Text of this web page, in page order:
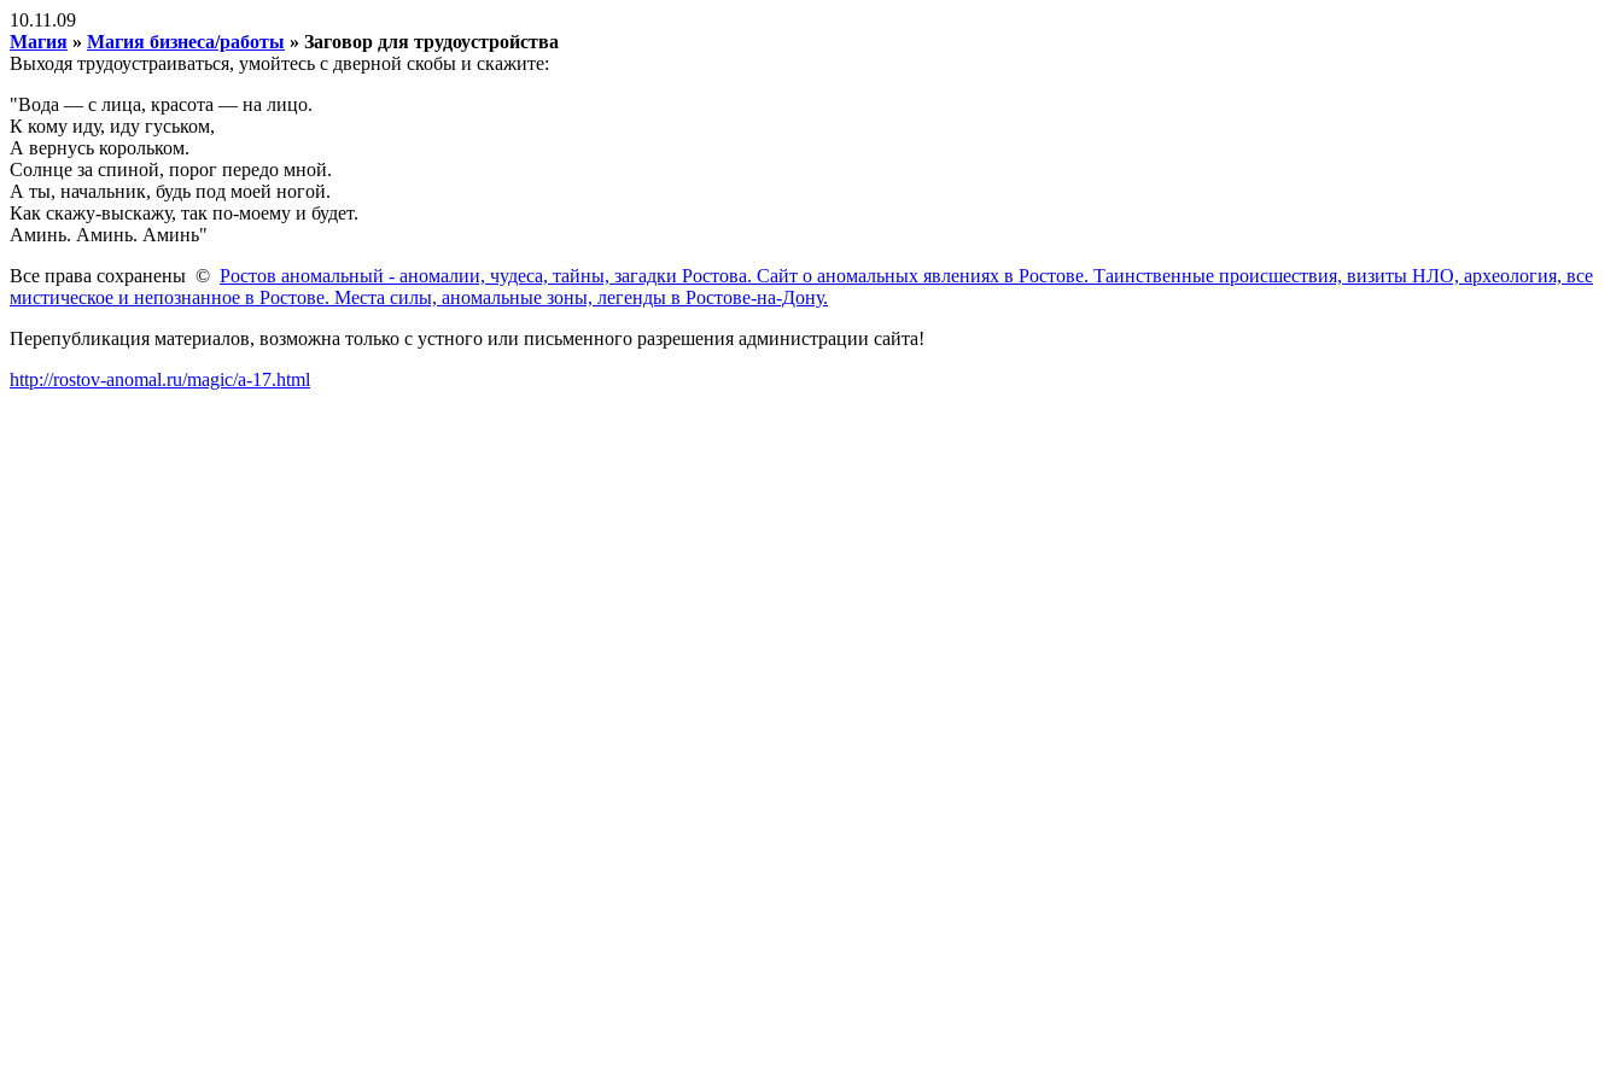
10.11.09
Магия » Магия бизнеса/работы » Заговор для трудоустройства
Выходя трудоустраиваться, умойтесь с дверной скобы и скажите:
"Вода — с лица, красота — на лицо.
К кому иду, иду гуськом,
А вернусь корольком.
Солнце за спиной, порог передо мной.
А ты, начальник, будь под моей ногой.
Как скажу-выскажу, так по-моему и будет.
Аминь. Аминь. Аминь"
Все права сохранены © Ростов аномальный - аномалии, чудеса, тайны, загадки Ростова. Сайт о аномальных явлениях в Ростове. Таинственные происшествия, визиты НЛО, археология, все
мистическое и непознанное в Ростове. Места силы, аномальные зоны, легенды в Ростове-на-Дону.
Перепубликация материалов, возможна только с устного или письменного разрешения администрации сайта!
http://rostov-anomal.ru/magic/a-17.html